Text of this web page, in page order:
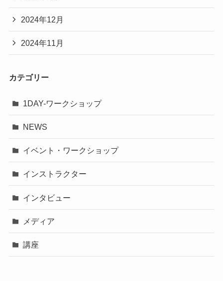
2024年12月
2024年11月
カテゴリー
1DAY-ワークショップ
NEWS
イベント・ワークショップ
インストラクター
インタビュー
メディア
講座